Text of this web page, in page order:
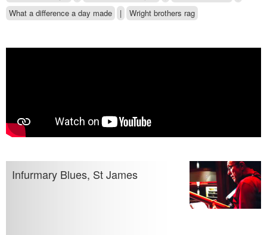
What a difference a day made
| Wright brothers rag
Infurmary Blues, St James